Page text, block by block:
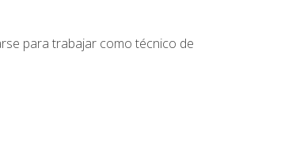
para trabajar como técnico de